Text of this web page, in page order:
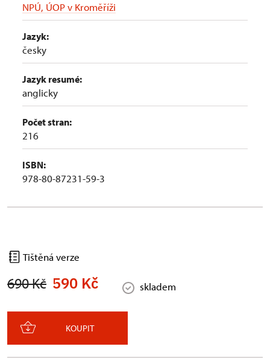
NPÚ, ÚOP v Kroměříži
Jazyk:
česky
Jazyk resumé:
anglicky
Počet stran:
216
ISBN:
978-80-87231-59-3
Tištěná verze
690 Kč 590 Kč skladem
KOUPIT